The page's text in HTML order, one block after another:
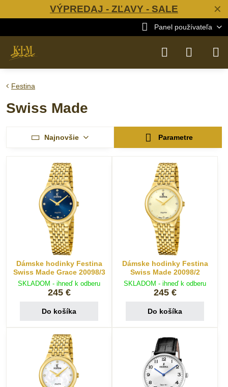
✕
VÝPREDAJ - ZĽAVY - SALE
Panel používateľa
Festina
Swiss Made
Najnovšie Parametre
Dámske hodinky Festina
Swiss Made Grace 20098/3
SKLADOM - ihneď k odberu
245 €
Do košíka
Dámske hodinky Festina
Swiss Made 20098/2
SKLADOM - ihneď k odberu
245 €
Do košíka